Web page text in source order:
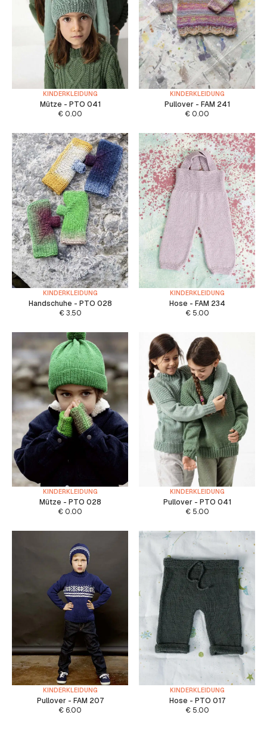
KINDERKLEIDUNG
Mütze - PTO 041
€ 0.00
KINDERKLEIDUNG
Pullover - FAM 241
€ 0.00
KINDERKLEIDUNG
Handschuhe - PTO 028
€3.50
KINDERKLEIDUNG
Hose - FAM 234
€5.00
KINDERKLEIDUNG
Mütze - PTO 028
€ 0.00
KINDERKLEIDUNG
Pullover - PTO 041
€5.00
KINDERKLEIDUNG
Pullover - FAM 207
€ 6.00
KINDERKLEIDUNG
Hose - PTO 017
€5.00